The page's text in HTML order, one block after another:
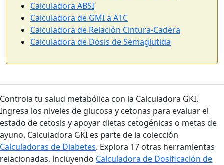
Calculadora ABSI
Calculadora de GMI a A1C
Calculadora de Relación Cintura-Cadera
Calculadora de Dosis de Semaglutida
Controla tu salud metabólica con la Calculadora GKI.
Ingresa los niveles de glucosa y cetonas para evaluar el
estado de cetosis y apoyar dietas cetogénicas o metas de
ayuno. Calculadora GKI es parte de la colección
Calculadoras de Diabetes. Explora 17 otras herramientas
relacionadas, incluyendo Calculadora de Dosificación de